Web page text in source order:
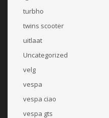
turbho
twins scooter
uitlaat
Uncategorized
velg
vespa
vespa ciao
vespa gts